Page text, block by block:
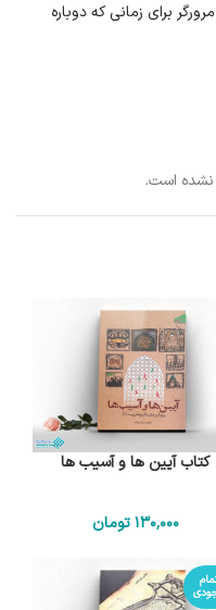
است.
برای زمانی که دوباره
کتاب آیین ها و آسیب ها
130٬000 تومان